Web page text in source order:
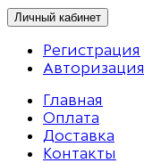
Личный кабинет
Регистрация
Авторизация
Главная
Оплата
Доставка
Контакты